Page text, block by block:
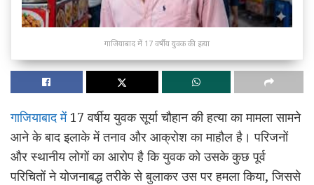
गाजियाबाद में 17 वर्षीय युवक की हत्या
गाजियाबाद में17 वर्षीय युवक सूर्या चौहान की हत्या का मामला सामने
आने के बाद इलाके में तनाव और आक्रोश का माहौल है। परिजनों
और स्थानीय लोगों का आरोप है कि युवक को उसके कुछ पूर्व
परिचितों ने योजनाबद्ध तरीके से बुलाकर उस पर हमला किया, जिससे